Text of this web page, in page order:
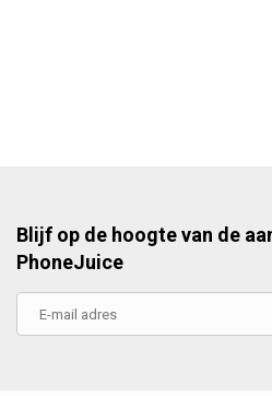
Blijf op de hoogte van de
PhoneJuice